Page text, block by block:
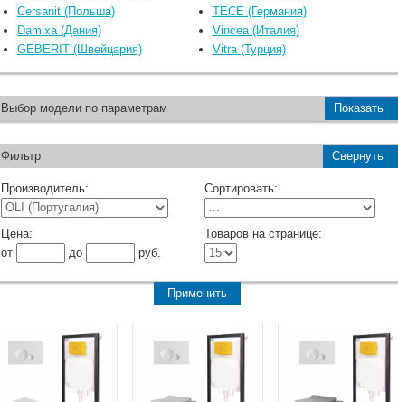
Cersanit (Польша)
Damixa (Дания)
GEBERIT (Швейцария)
TECE (Германия)
Vincea (Италия)
Vitra (Турция)
Выбор модели по параметрам Показать
Фильтр Свернуть
Производитель: Сортировать:
Цена:
от
до руб.
Товаров на странице: